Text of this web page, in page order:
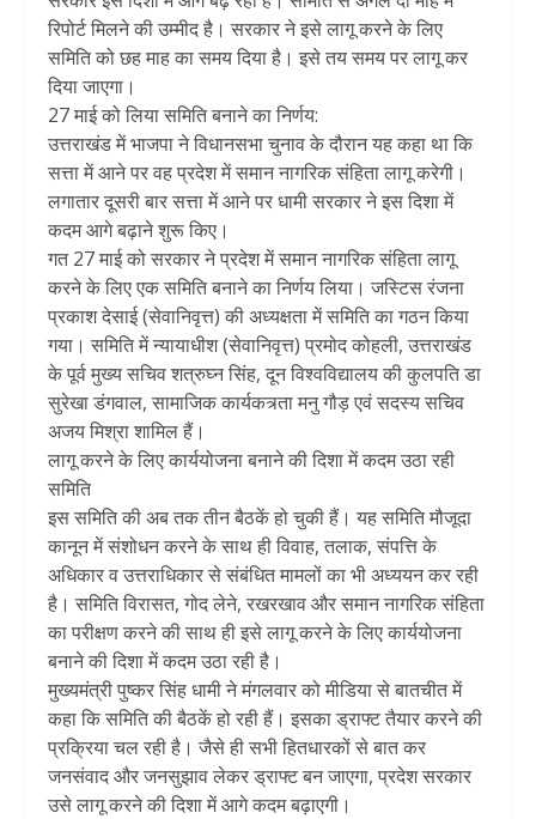
रिपोर्ट मिलने की उम्मीद है। सरकार ने इसे लागू करने के लिए
समिति को छह माह का समय दिया है। इसे तय समय पर लागू कर
दिया जाएगा।
27 माई को लिया समिति बनाने का निर्णय:
उत्तराखंड में भाजपा ने विधानसभा चुनाव के दौरान यह कहा था कि
सत्ता में आने पर वह प्रदेश में समान नागरिक संहिता लागू करेगी।
लगातार दूसरी बार सत्ता में आने पर धामी सरकार ने इस दिशा में
कदम आगे बढ़ाने शुरू किए।
गत 27 माई को सरकार ने प्रदेश में समान नागरिक संहिता लागू
करने के लिए एक समिति बनाने का निर्णय लिया। जस्टिस रंजना
प्रकाश देसाई (सेवानिवृत्त) की अध्यक्षता में समिति का गठन किया
गया। समिति में न्यायाधीश (सेवानिवृत्त) प्रमोद कोहली, उत्तराखंड
के पूर्व मुख्य सचिव शत्रुघ्न सिंह, दून विश्वविद्यालय की कुलपति डा
सुरेखा डंगवाल, सामाजिक कार्यकत्र्ता मनु गौड़ एवं सदस्य सचिव
अजय मिश्रा शामिल हैं।
लागू करने के लिए कार्ययोजना बनाने की दिशा में कदम उठा रही
समिति
इस समिति की अब तक तीन बैठकें हो चुकी हैं। यह समिति मौजूदा
कानून में संशोधन करने के साथ ही विवाह, तलाक, संपत्ति के
अधिकार व उत्तराधिकार से संबंधित मामलों का भी अध्ययन कर रही
है। समिति विरासत, गोद लेने, रखरखाव और समान नागरिक संहिता
का परीक्षण करने की साथ ही इसे लागू करने के लिए कार्ययोजना
बनाने की दिशा में कदम उठा रही है।
मुख्यमंत्री पुष्कर सिंह धामी ने मंगलवार को मीडिया से बातचीत में
कहा कि समिति की बैठकें हो रही हैं। इसका ड्राफ्ट तैयार करने की
प्रक्रिया चल रही है। जैसे ही सभी हितधारकों से बात कर
जनसंवाद और जनसुझाव लेकर ड्राफ्ट बन जाएगा, प्रदेश सरकार
उसे लागू करने की दिशा में आगे कदम बढ़ाएगी।